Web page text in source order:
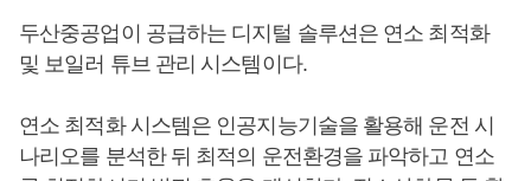
두산중공업이 공급하는 디지털 솔루션은 연소 최적화
및 보일러 튜브 관리 시스템이다.
연소 최적화 시스템은 인공지능기술을 활용해 운전 시
나리오를 분석한 뒤 최적의 운전환경을 파악하고 연소